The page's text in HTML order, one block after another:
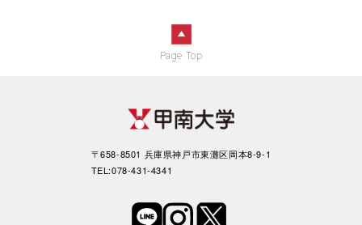
Page Top
〒658-8501 兵庫県神戸市東灘区岡本8-9-1
TEL:078-431-4341